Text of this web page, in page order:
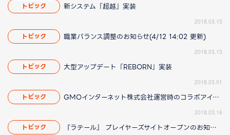
トピック 新システム「超越」実装
2018.03.15
トピック 職業バランス調整のお知らせ(4/12 14:02 更新)
2018.03.15
トピック 大型アップデート「REBORN」実装
2018.03.01
トピック GMOインターネット株式会社運営時のコラボアイテムについて(3/16 16:45更新)
2018.03.16
トピック 『ラテール』 プレイヤーズサイトオープンのお知らせ